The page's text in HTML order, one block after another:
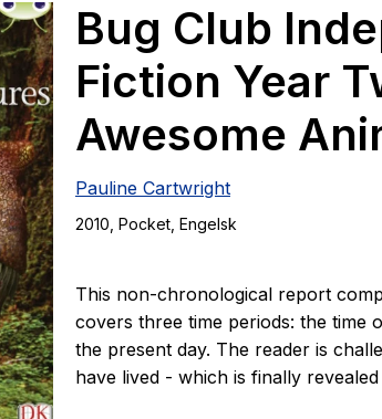
Yesteryear
Hitster
Hypopressiv trening
The Housemaid
Bug Club
Fiction Year
Awesome
Pauline Cartwright
2010 , Pocket , Engelsk
This non-chronological report
covers three time periods: the time
the present day. The reader is
have lived - which is finally